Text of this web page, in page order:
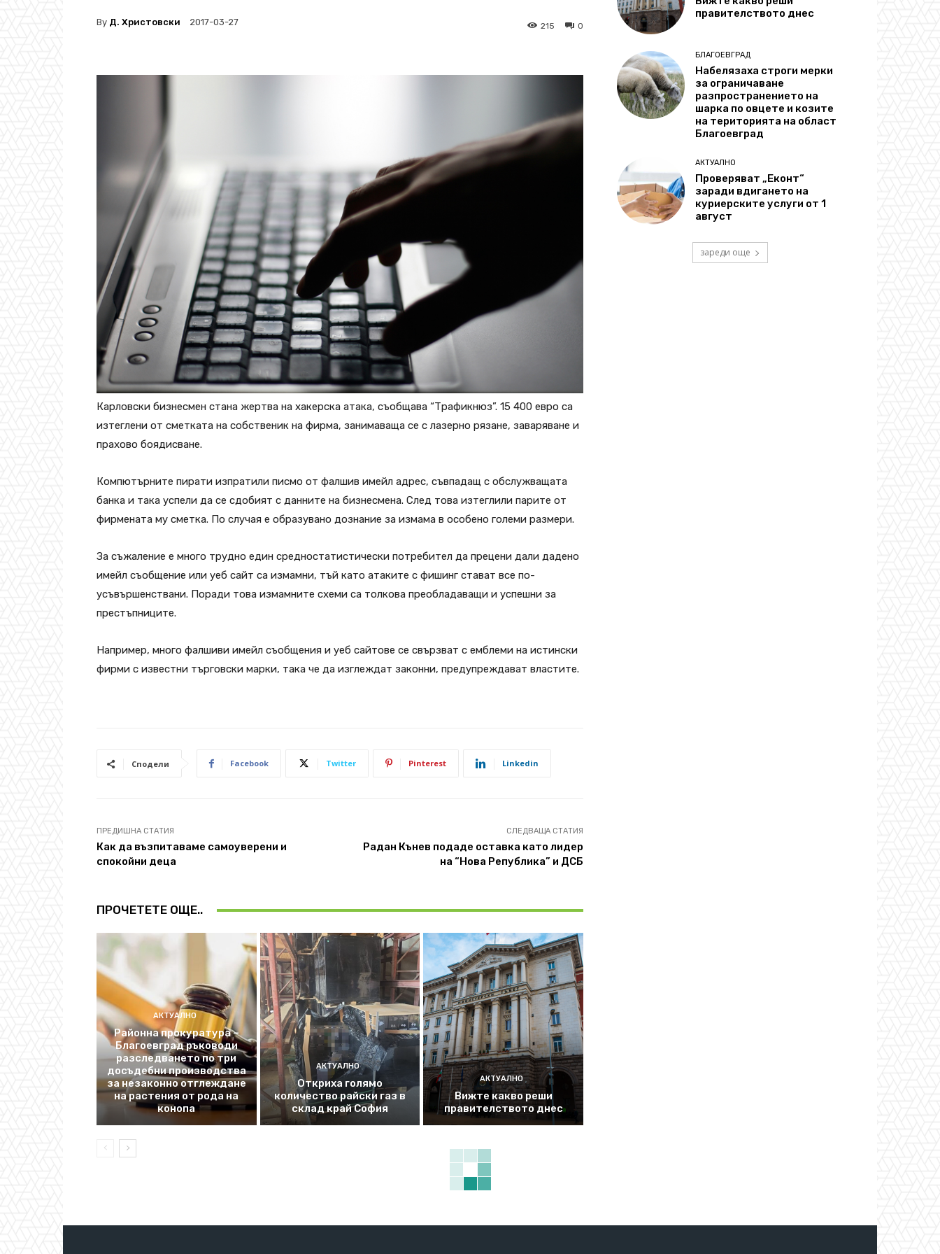
By Д. Христовски 2017-03-27 0
215
Карловски бизнесмен стана жертва на хакерска атака, съобщава “Tрафикнюз”. 15 400 евро са
изтеглени от сметката на собственик на фирма, занимаваща се с лазерно рязане, заваряване и
прахово боядисване.
Компютърните пирати изпратили писмо от фалшив имейл адрес, съвпадащ с обслужващата
банка и така успели да се сдобият с данните на бизнесмена. След това изтеглили парите от
фирмената му сметка. По случая е образувано дознание за измама в особено големи размери.
За съжаление е много трудно един средностатистически потребител да прецени дали дадено
имейл съобщение или уеб сайт са измамни, тъй като атаките с фишинг стават все по-
усъвършенствани. Поради това измамните схеми са толкова преобладаващи и успешни за
престъпниците.
Например, много фалшиви имейл съобщения и уеб сайтове се свързват с емблеми на истински
фирми с известни търговски марки, така че да изглеждат законни, предупреждават властите.
Сподели Facebook Twitter Pinterest Linkedin
ПРЕДИШНА СТАТИЯ
Как да възпитаваме самоуверени и
спокойни деца
СЛЕДВАЩА СТАТИЯ
Радан Кънев подаде оставка като лидер
на “Нова Република” и ДСБ
ПРОЧЕТЕТЕ ОЩЕ..
АКТУАЛНО
Районна прокуратура –
Благоевград ръководи
разследването по три
досъдебни производства
за незаконно отглеждане
на растения от рода на
конопа
АКТУАЛНО
Откриха голямо
количество райски газ в
склад край София
АКТУАЛНО
Вижте какво реши
правителството днес
правителството днес
БЛАГОЕВГРАД
Набелязаха строги мерки
за ограничаване
разпространението на
шарка по овцете и козите
на територията на област
Благоевград
АКТУАЛНО
Проверяват „Еконт“
заради вдигането на
куриерските услуги от 1
август
зареди още